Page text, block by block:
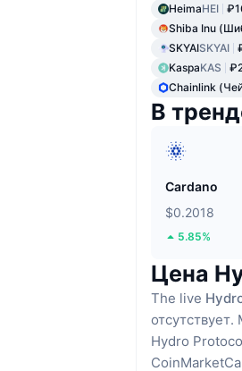
HeimaHEI
Shiba Inu
SKYAISKYAI
KaspaKAS
Chainlink
В
Cardano
$0.2018
5.85%
Цена
The live
отсутствует.
Hydro